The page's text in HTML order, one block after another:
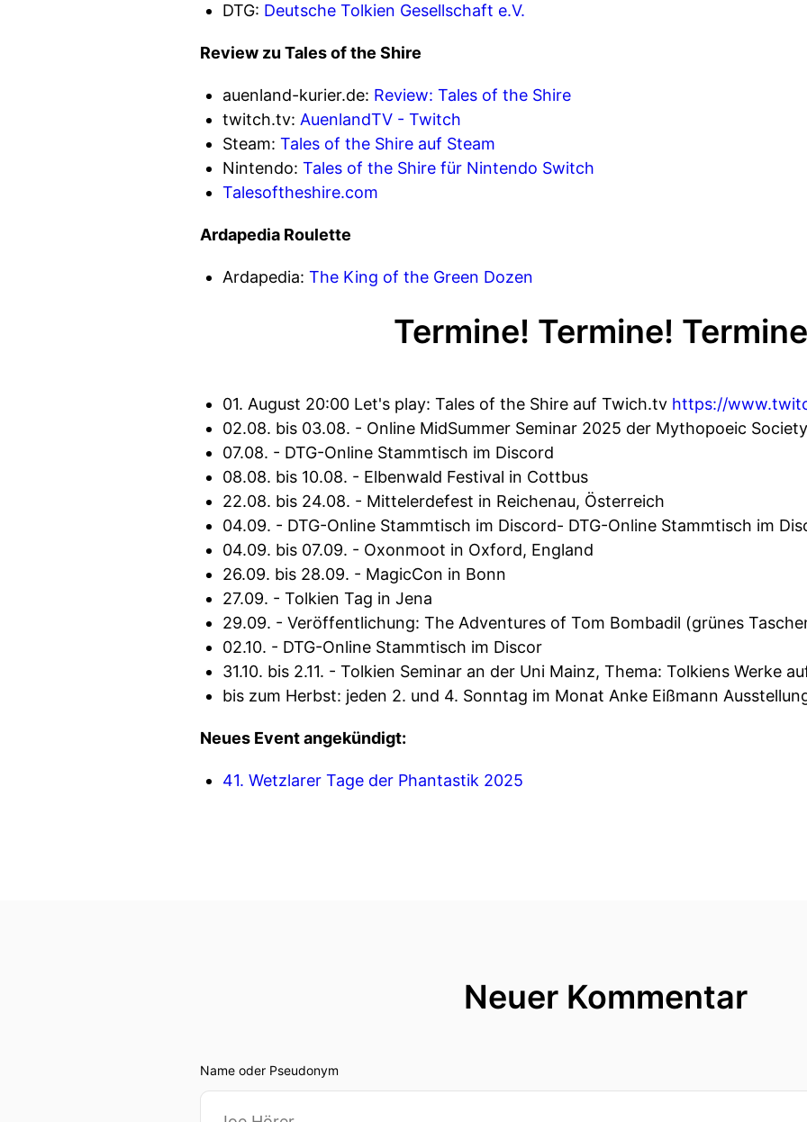
DTG: Deutsche Tolkien Gesellschaft e.V.
Review zu Tales of the Shire
auenland-kurier.de: Review: Tales of the Shire
twitch.tv: AuenlandTV - Twitch
Steam: Tales of the Shire auf Steam
Nintendo: Tales of the Shire für Nintendo Switch
Talesoftheshire.com
Ardapedia Roulette
Ardapedia: The King of the Green Dozen
Termine! Termine!
01. August 20:00 Let's play: Tales of the Shire auf Twich.tv https://
02.08. bis 03.08. - Online MidSummer Seminar 2025 der Mythopoeic Society
07.08. - DTG-Online Stammtisch im Discord
08.08. bis 10.08. - Elbenwald Festival in Cottbus
22.08. bis 24.08. - Mittelerdefest in Reichenau, Österreich
04.09. - DTG-Online Stammtisch im Discord- DTG-Online Stammtisch im
04.09. bis 07.09. - Oxonmoot in Oxford, England
26.09. bis 28.09. - MagicCon in Bonn
27.09. - Tolkien Tag in Jena
29.09. - Veröffentlichung: The Adventures of Tom Bombadil (grünes
02.10. - DTG-Online Stammtisch im Discor
31.10. bis 2.11. - Tolkien Seminar an der Uni Mainz, Thema: Tolkiens Werke
bis zum Herbst: jeden 2. und 4. Sonntag im Monat Anke Eißmann
Neues Event angekündigt:
41. Wetzlarer Tage der Phantastik 2025
Neuer Kommentar
Name oder Pseudonym